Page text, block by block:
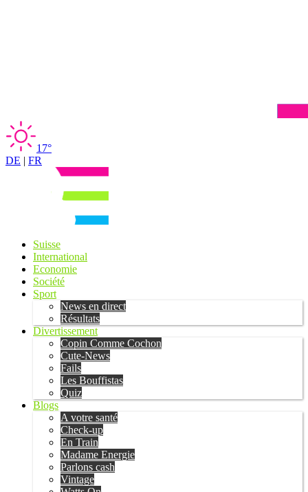
17°
DE | FR
Suisse
International
Economie
Société
Sport
News en direct
Résultats
Divertissement
Copin Comme Cochon
Cute-News
Fails
Les Bouffistas
Quiz
Blogs
A votre santé
Check-up
En Train
Madame Energie
Parlons cash
Vintage